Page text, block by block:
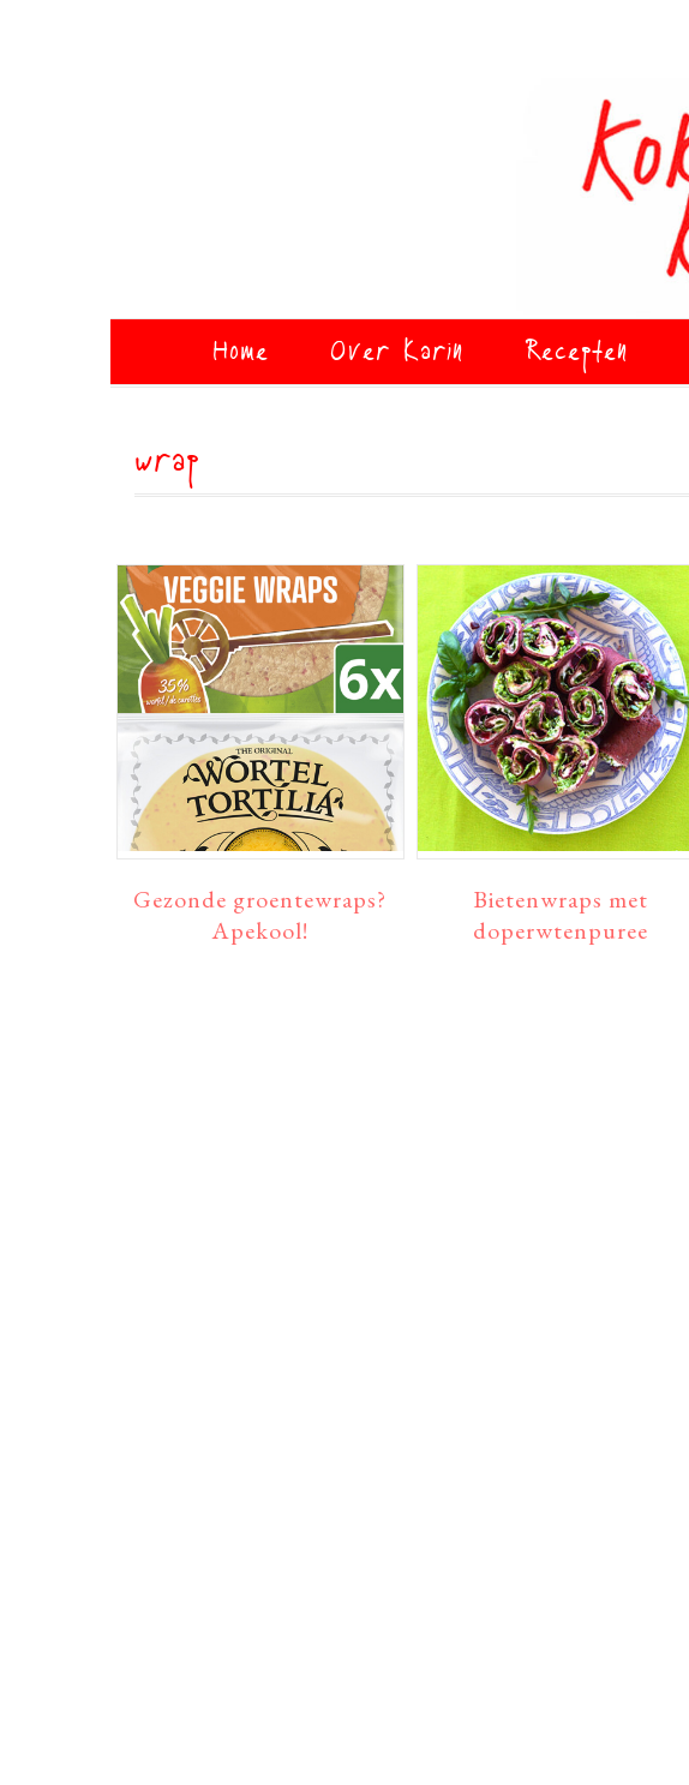
Home Over Karin Recepten
wrap
Gezonde groentewraps?
Apekool!
Bietenwraps met
doperwtenpuree